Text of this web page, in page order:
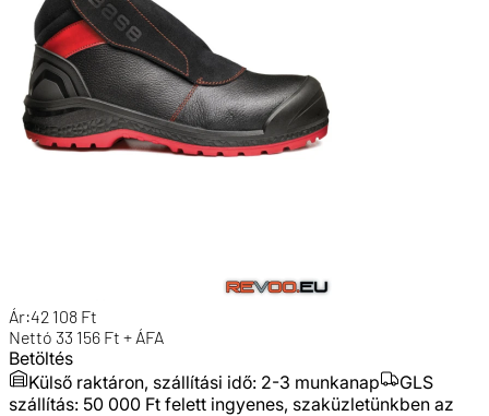
Ár:42 108 Ft
Nettó 33 156 Ft + ÁFA
Betöltés
Külső raktáron, szállítási idő: 2-3 munkanap
GLS
szállítás: 50 000 Ft felett ingyenes, szaküzletünkben az